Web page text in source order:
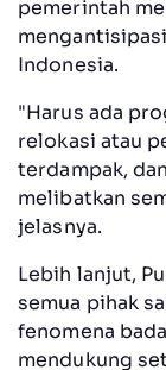
pemerintah
Indonesia.
"Harus ada
relokasi atau
terdampak,
melibatkan
jelasnya.
Lebih lanjut,
semua pihak
fenomena
mendukung